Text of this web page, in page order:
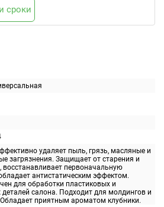
удаляет пыль, грязь, масляные и
загрязнения. Защищает от старения и
восстанавливает первоначальную
антистатическим эффектом.
для обработки пластиковых и
салона. Подходит для молдингов и
приятным ароматом клубники.
сроки